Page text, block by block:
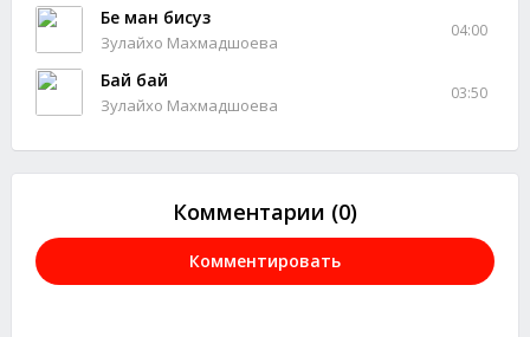
Бе ман бисуз
Зулайхо Махмадшоева
04:00
Бай бай
Зулайхо Махмадшоева
03:50
Комментарии (0)
Комментировать